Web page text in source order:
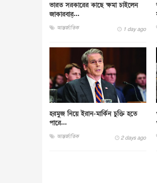
ভারত সরকারের কাছে ক্ষমা চাইলেন
জাকারবার্...
আন্তর্জাতিক 1 day ago
হরমুজ নিয়ে ইরান-মার্কিন চুক্তি হতে
পারে...
আন্তর্জাতিক 2 days ago